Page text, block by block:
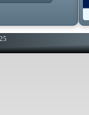
2025